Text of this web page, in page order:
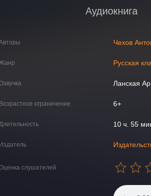
Аудиокнига
Чехов
Русская
Ланская
ограничение 6+
10 ч. 55
слушателей